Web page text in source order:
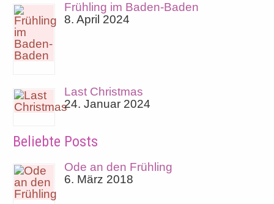
Frühling im Baden-Baden
8. April 2024
Last Christmas
24. Januar 2024
Beliebte Posts
Ode an den Frühling
6. März 2018